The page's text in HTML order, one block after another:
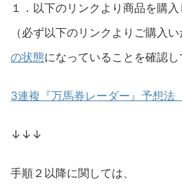
１．以下のリンクより商品を購入
（必ず以下のリンクよりご購入
の状態になっていることを確認し
3連複『万馬券レーダー』予想法
↓↓↓
手順２以降に関しては、